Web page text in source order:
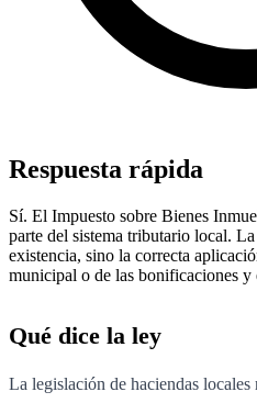
Respuesta rápida
Sí. El Impuesto sobre Bienes
parte del sistema tributario local.
existencia, sino la correcta
municipal o de las bonificaciones y
Qué dice la ley
La legislación de haciendas